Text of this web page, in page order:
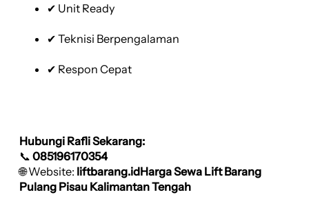
✔ Unit Ready
✔ Teknisi Berpengalaman
✔ Respon Cepat
Hubungi Rafli Sekarang:
📞 085196170354
🌐 Website: liftbarang.idHarga Sewa Lift Barang
Pulang Pisau Kalimantan Tengah